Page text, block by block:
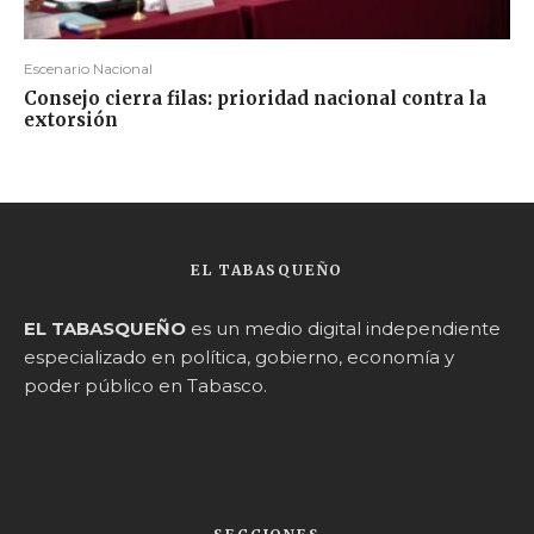
Escenario Nacional
Consejo cierra filas: prioridad nacional contra la
extorsión
EL TABASQUEÑO
EL TABASQUEÑO es un medio digital independiente
especializado en política, gobierno, economía y
poder público en Tabasco.